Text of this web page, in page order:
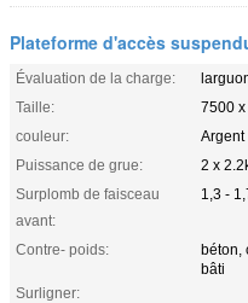
Plateforme d'accès
Évaluation de la charge:
Taille:
7500
couleur:
Argent
Puissance de grue:
2 x
Surplomb de faisceau
avant:
1,3 -
Contre- poids:
béton,
bâti
Surligner: